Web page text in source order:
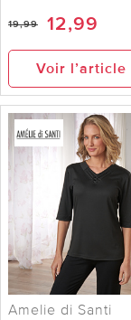
19,99 12,99
Voir l’article
Amelie di Santi